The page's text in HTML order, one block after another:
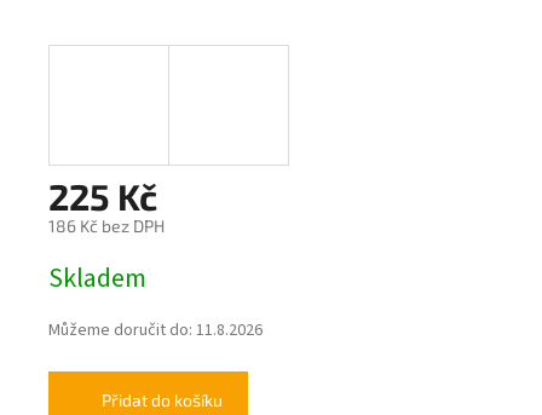
225 Kč
186 Kč bez DPH
cena:
Skladem
Můžeme doručit do: 11.8.2026
Přidat do košíku